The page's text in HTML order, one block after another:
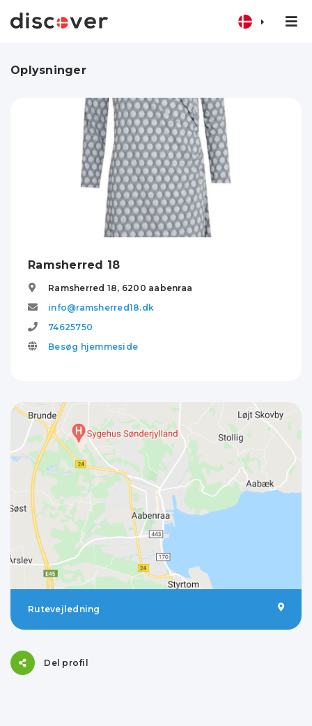
Oplysninger
Ramsherred 18
Ramsherred 18, 6200 aabenraa
info@ramsherred18.dk
74625750
Besøg hjemmeside
Rutevejledning
Del profil